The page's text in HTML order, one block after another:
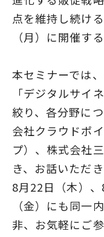
点を維持し続け
（月）に開催す
本セミナーでは
「デジタルサイ
絞り、各分野に
会社クラウドポ
プ）、株式会社
き、お話いただき
8月22日（木）
（金）にも同一
非、お気軽にご